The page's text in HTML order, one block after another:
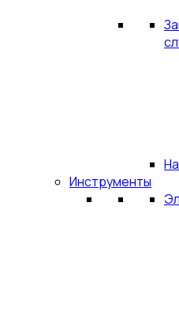
Инструменты